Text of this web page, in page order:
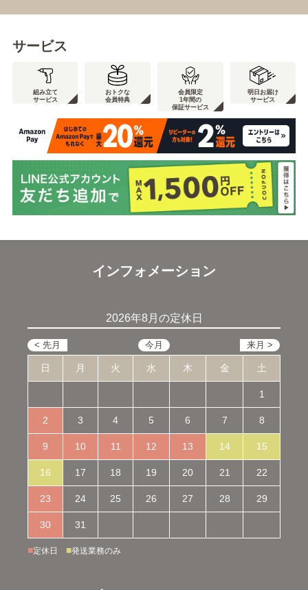
サービス
組み立て
サービス
おトクな
会員特典
会員限定
1年間の
保証サービス
明日お届け
サービス
インフォメーション
2026年8月の定休日
日 月 火 水 木 金 土
1
2 3 4 5 6 7 8
9 10 11 12 13 14 15
16 17 18 19 20 21 22
23 24 25 26 27 28 29
30 31
■定休日 ■発送業務のみ